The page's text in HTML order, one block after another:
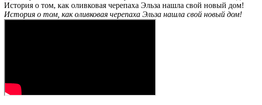
История о том, как оливковая черепаха Эльза нашла свой новый дом!
История о том, как оливковая черепаха Эльза нашла свой новый дом!